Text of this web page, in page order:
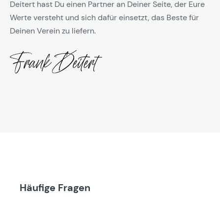
Deitert hast Du einen Partner an Deiner Seite, der Eure
Werte versteht und sich dafür einsetzt, das Beste für
Deinen Verein zu liefern.
Häufige Fragen